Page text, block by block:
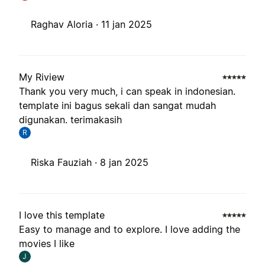
Raghav Aloria · 11 jan 2025
My Riview
Thank you very much, i can speak in indonesian.
template ini bagus sekali dan sangat mudah
digunakan. terimakasih
R
Riska Fauziah · 8 jan 2025
I love this template
Easy to manage and to explore. I love adding the
movies I like
J